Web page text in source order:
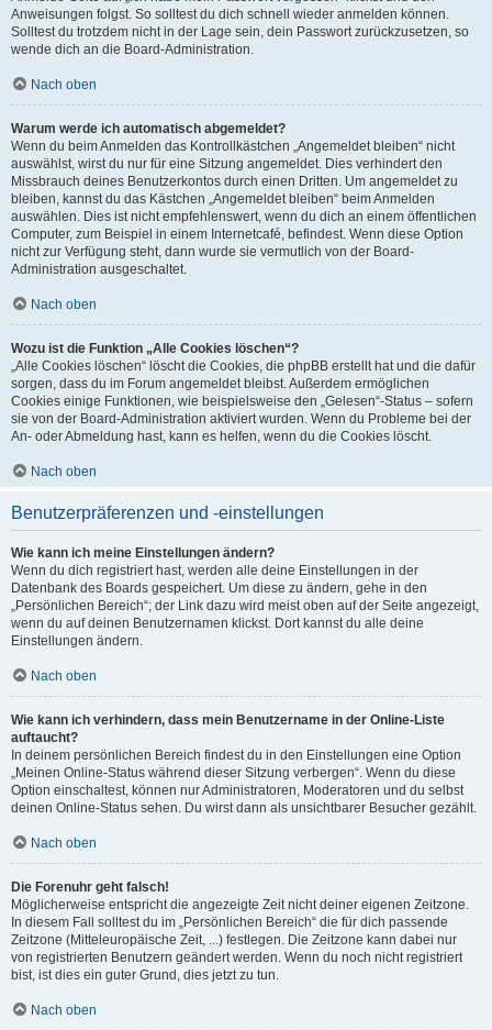
Anweisungen folgst. So solltest du dich schnell wieder anmelden können.
Solltest du trotzdem nicht in der Lage sein, dein Passwort zurückzusetzen, so
wende dich an die Board-Administration.
Nach oben
Warum werde ich automatisch abgemeldet?
Wenn du beim Anmelden das Kontrollkästchen „Angemeldet bleiben“ nicht
auswählst, wirst du nur für eine Sitzung angemeldet. Dies verhindert den
Missbrauch deines Benutzerkontos durch einen Dritten. Um angemeldet zu
bleiben, kannst du das Kästchen „Angemeldet bleiben“ beim Anmelden
auswählen. Dies ist nicht empfehlenswert, wenn du dich an einem öffentlichen
Computer, zum Beispiel in einem Internetcafé, befindest. Wenn diese Option
nicht zur Verfügung steht, dann wurde sie vermutlich von der Board-
Administration ausgeschaltet.
Nach oben
Wozu ist die Funktion „Alle Cookies löschen“?
„Alle Cookies löschen“ löscht die Cookies, die phpBB erstellt hat und die dafür
sorgen, dass du im Forum angemeldet bleibst. Außerdem ermöglichen
Cookies einige Funktionen, wie beispielsweise den „Gelesen“-Status – sofern
sie von der Board-Administration aktiviert wurden. Wenn du Probleme bei der
An- oder Abmeldung hast, kann es helfen, wenn du die Cookies löscht.
Nach oben
Benutzerpräferenzen und -einstellungen
Wie kann ich meine Einstellungen ändern?
Wenn du dich registriert hast, werden alle deine Einstellungen in der
Datenbank des Boards gespeichert. Um diese zu ändern, gehe in den
„Persönlichen Bereich“; der Link dazu wird meist oben auf der Seite angezeigt,
wenn du auf deinen Benutzernamen klickst. Dort kannst du alle deine
Einstellungen ändern.
Nach oben
Wie kann ich verhindern, dass mein Benutzername in der Online-Liste
auftaucht?
In deinem persönlichen Bereich findest du in den Einstellungen eine Option
„Meinen Online-Status während dieser Sitzung verbergen“. Wenn du diese
Option einschaltest, können nur Administratoren, Moderatoren und du selbst
deinen Online-Status sehen. Du wirst dann als unsichtbarer Besucher gezählt.
Nach oben
Die Forenuhr geht falsch!
Möglicherweise entspricht die angezeigte Zeit nicht deiner eigenen Zeitzone.
In diesem Fall solltest du im „Persönlichen Bereich“ die für dich passende
Zeitzone (Mitteleuropäische Zeit, ...) festlegen. Die Zeitzone kann dabei nur
von registrierten Benutzern geändert werden. Wenn du noch nicht registriert
bist, ist dies ein guter Grund, dies jetzt zu tun.
Nach oben